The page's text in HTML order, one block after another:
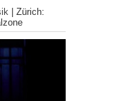
Zürich: